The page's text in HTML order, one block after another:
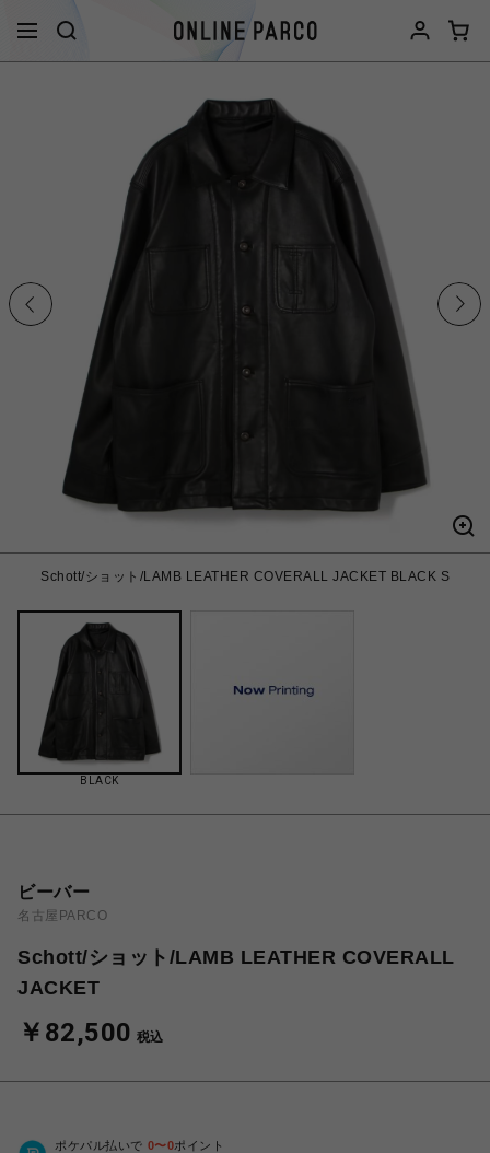
Schott/ショット/LAMB LEATHER COVERALL JACKET BLACK S
BLACK
ビーバー
名古屋PARCO
Schott/ショット/LAMB LEATHER COVERALL
JACKET
￥82,500 税込
ポケパル払いで 0〜0ポイント